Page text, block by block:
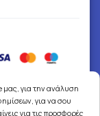
μας, για την ανάλυση
για να σου
για τις προσφορές